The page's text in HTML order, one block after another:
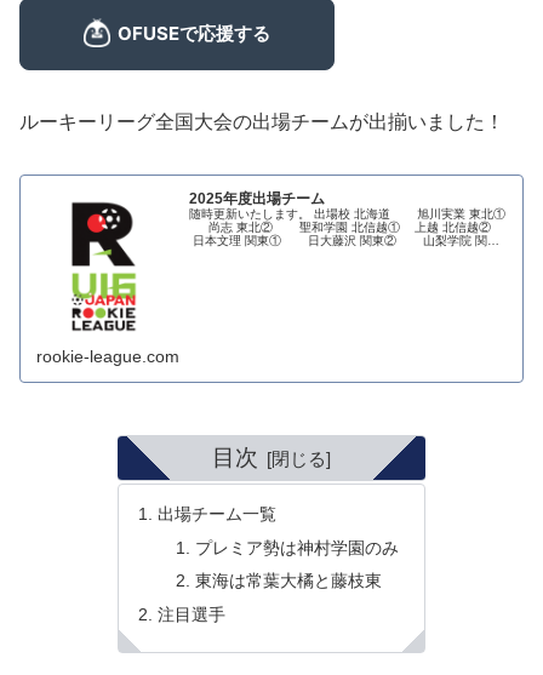
ルーキーリーグ全国大会の出場チームが出揃いました！
2025年度出場チーム
随時更新いたします。 出場校 北海道 旭川実業 東北①
尚志 東北② 聖和学園 北信越① 上越 北信越②
日本文理 関東① 日大藤沢 関東② 山梨学院 関東
rookie-league.com
目次
出場チーム一覧
プレミア勢は神村学園のみ
東海は常葉大橘と藤枝東
注目選手